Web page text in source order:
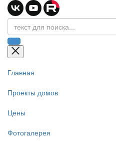
Главная
Проекты домов
Цены
Фотогалерея